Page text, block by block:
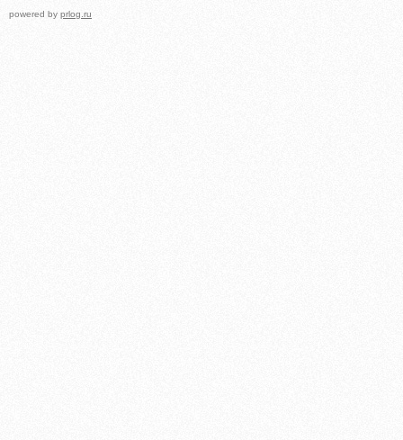
powered by prlog.ru